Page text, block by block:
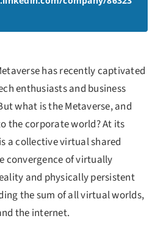
has recently captivated
enthusiasts and business
what is the Metaverse, and
the corporate world? At its
a collective virtual shared
convergence of virtually
and physically persistent
the sum of all virtual worlds,
the internet.